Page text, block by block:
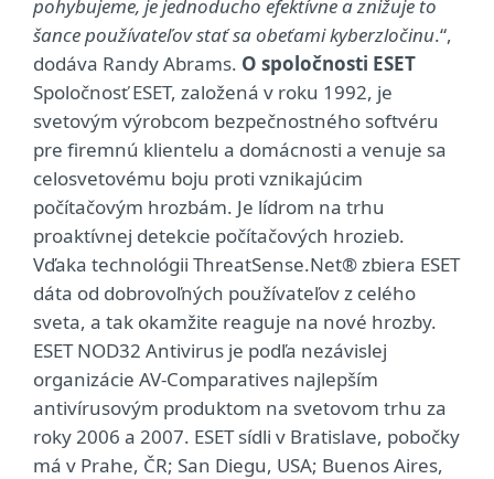
pohybujeme, je jednoducho efektívne a znižuje to
šance používateľov stať sa obeťami kyberzločinu.“,
dodáva Randy Abrams. O spoločnosti ESET
Spoločnosť ESET, založená v roku 1992, je
svetovým výrobcom bezpečnostného softvéru
pre firemnú klientelu a domácnosti a venuje sa
celosvetovému boju proti vznikajúcim
počítačovým hrozbám. Je lídrom na trhu
proaktívnej detekcie počítačových hrozieb.
Vďaka technológii ThreatSense.Net® zbiera ESET
dáta od dobrovoľných používateľov z celého
sveta, a tak okamžite reaguje na nové hrozby.
ESET NOD32 Antivirus je podľa nezávislej
organizácie AV-Comparatives najlepším
antivírusovým produktom na svetovom trhu za
roky 2006 a 2007. ESET sídli v Bratislave, pobočky
má v Prahe, ČR; San Diegu, USA; Buenos Aires,